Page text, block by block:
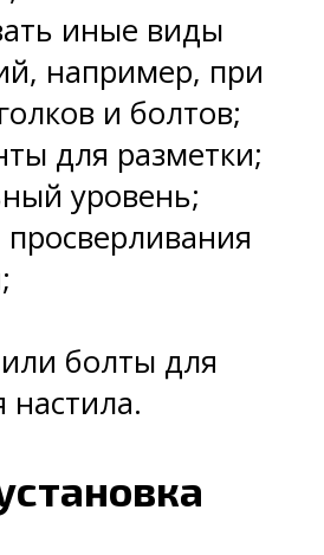
иные виды
например, при
и болтов;
для разметки;
уровень;
болты для
настила.